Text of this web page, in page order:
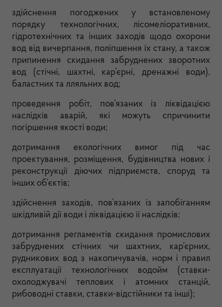
здійснення погоджених у встановленому
порядку технологічних, лісомеліоративних,
гідротехнічних та інших заходів щодо охорони
вод від вичерпання, поліпшення їх стану, а також
припинення скидання забруднених зворотних
вод (стічні, шахтні, кар’єрні, дренажні води),
баластних та лляльних вод;
проведення робіт, пов’язаних із ліквідацією
наслідків аварій, які можуть спричинити
погіршення якості води;
дотримання екологічних вимог під час
проектування, розміщення, будівництва нових і
реконструкції діючих підприємств, споруд та
інших об’єктів;
здійснення заходів, пов’язаних із запобіганням
шкідливій дії води і ліквідацією її наслідків;
дотримання регламентів скидання промислових
забруднених стічних чи шахтних, кар’єрних,
рудникових вод з накопичувачів, норм і правил
експлуатації технологічних водойм (ставки-
охолоджувачі теплових і атомних станцій,
рибоводні ставки, ставки-відстійники та інші);